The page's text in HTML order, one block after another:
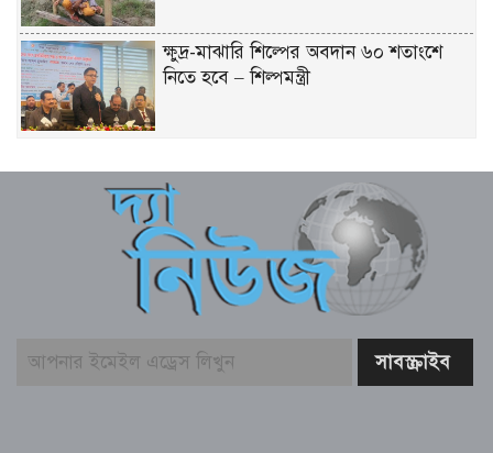
ক্ষুদ্র-মাঝারি শিল্পের অবদান ৬০ শতাংশে
নিতে হবে – শিল্পমন্ত্রী
কাজ করছে সরকার – প্রতিমন্ত্রী সুলতান
যশোর সিমান্ত এলাকায় বিজিবি অভিযানে
মাদকদ্রব্য ও চোরাচালান পণ্যসহ আটক-১
বাঁশখালীকে বন্যা মুক্ত করার পদক্ষেপ নেয়া